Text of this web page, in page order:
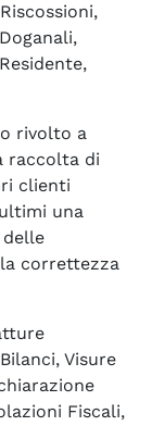
rivolto a
raccolta di
clienti
una
correttezza
Visure
Fiscali,